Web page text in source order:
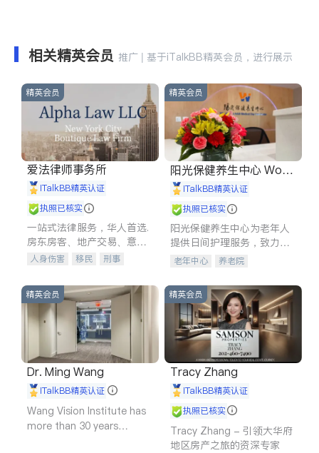
相关精英会员 推广 | 基于iTalkBB精英会员，进行展示
精英会员
爱法律师事务所
iTalkBB精英认证
执照已核实
一站式法律服务，华人首选.
房东房客、地产交易、意外
伤害、车祸重伤、商业诉
建筑合同、刑事案件全包办
人身伤害 移民
刑事
信托/遗嘱
商业
商标注册
索赔
律师-其它
精英会员
阳光保健养生中心 World
shine
iTalkBB精英认证
执照已核实
阳光保健养生中心为老年人
提供日间护理服务，致力于
通过持续的护理创新来有效
老年中心 养老院
精英会员
Dr. Ming Wang
iTalkBB精英认证
Wang Vision Institute has
more than 30 years
精英会员
Tracy Zhang
iTalkBB精英认证
执照已核实
Tracy Zhang - 引领大华府
地区房产之旅的资深专家